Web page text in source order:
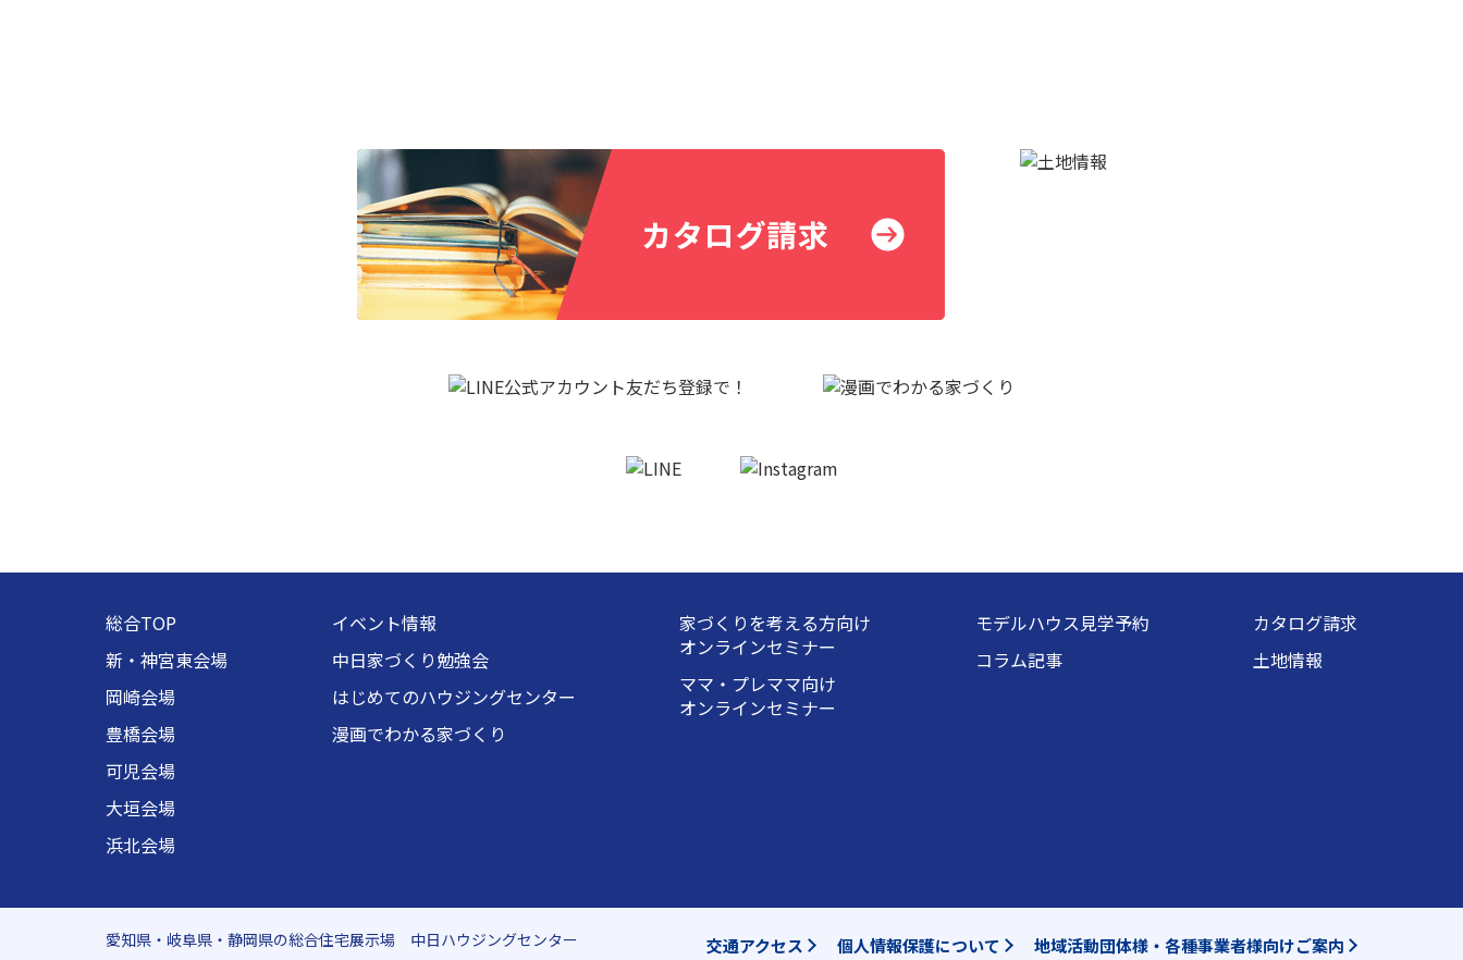
総合TOP
新・神宮東会場
岡崎会場
豊橋会場
可児会場
大垣会場
浜北会場
イベント情報
中日家づくり勉強会
はじめてのハウジングセンター
漫画でわかる家づくり
家づくりを考える方向け
オンラインセミナー
ママ・プレママ向け
オンラインセミナー
モデルハウス見学予約
コラム記事
カタログ請求
土地情報
愛知県・岐阜県・静岡県の総合住宅展示場 中日ハウジングセンター
交通アクセス 個人情報保護について 地域活動団体様・各種事業者様向けご案内